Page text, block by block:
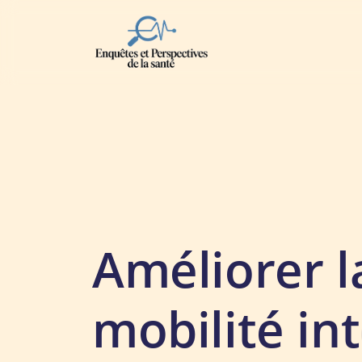
Améliorer
mobilité